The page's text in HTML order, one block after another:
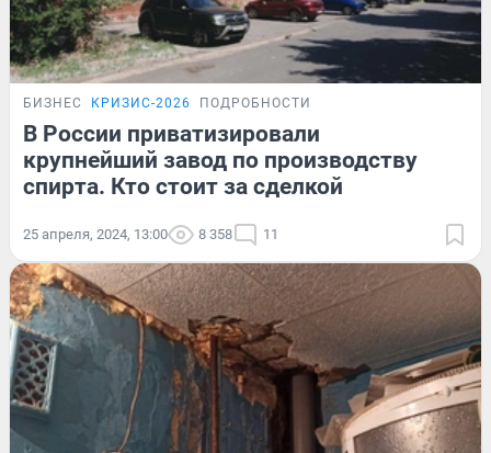
БИЗНЕС КРИЗИС-2026 ПОДРОБНОСТИ
В России приватизировали
крупнейший завод по производству
спирта. Кто стоит за сделкой
25 апреля, 2024, 13:00 8 358 11